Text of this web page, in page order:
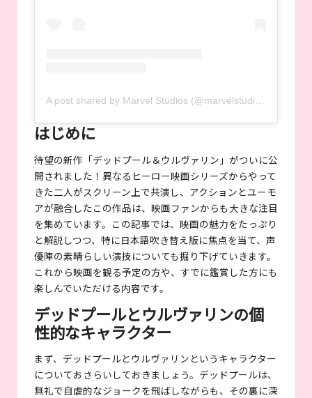
はじめに
待望の新作「デッドプール＆ウルヴァリン」がついに公
開されました！異なるヒーロー映画シリーズからやって
きた二人がスクリーン上で共演し、アクションとユーモ
アが融合したこの作品は、映画ファンからも大きな注目
を集めています。この記事では、映画の魅力をたっぷり
と解説しつつ、特に日本語吹き替え版に焦点を当て、声
優陣の素晴らしい演技についても掘り下げていきます。
これから映画を観る予定の方や、すでに鑑賞した方にも
楽しんでいただける内容です。
デッドプールとウルヴァリンの個
性的なキャラクター
まず、デッドプールとウルヴァリンというキャラクター
についておさらいしておきましょう。デッドプールは、
無礼で自虐的なジョークを飛ばしながらも、その裏に深